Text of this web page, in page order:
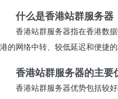
什么是香港站群服务器
香港站群服务器指在香港数
港的网络中转、较低延迟和便捷
香港站群服务器的主要
香港站群服务器优势包括较